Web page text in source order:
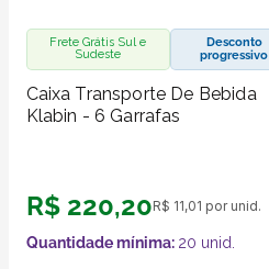
Frete Grátis Sul e
Sudeste
Desconto
progressivo
Caixa Transporte De Bebida
Klabin - 6 Garrafas
R$ 220,20R$ 11,01 por unid.
Quantidade mínima: 20 unid.